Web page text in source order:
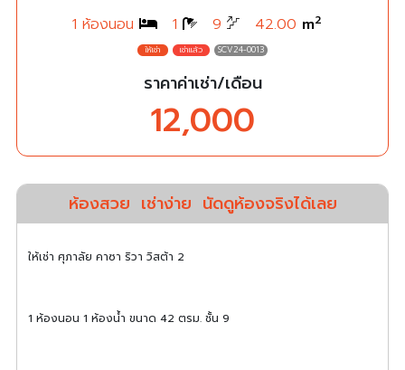
1 ห้องนอน 1 9 42.00 m2
SCV24-0013
ราคาค่าเช่า/เดือน
12,000
ห้องสวย เช่าง่าย นัดดูห้องจริงได้เลย
ให้เช่า ศุภาลัย คาซา ริวา วิสต้า 2
1 ห้องนอน 1 ห้องน้ำ ขนาด 42 ตรม. ชั้น 9